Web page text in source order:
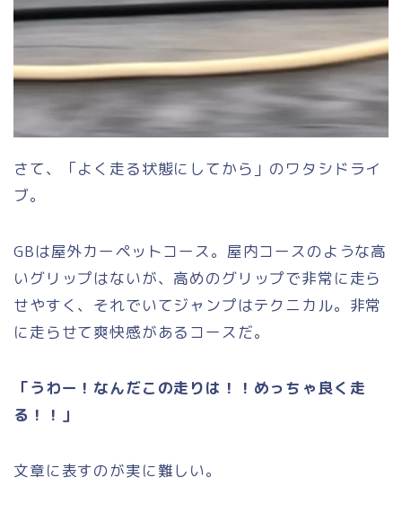
さて、「よく走る状態にしてから」のワタシドライ
ブ。
GBは屋外カーペットコース。屋内コースのような高
いグリップはないが、高めのグリップで非常に走ら
せやすく、それでいてジャンプはテクニカル。非常
に走らせて爽快感があるコースだ。
「うわー！なんだこの走りは！！めっちゃ良く走
る！！」
文章に表すのが実に難しい。